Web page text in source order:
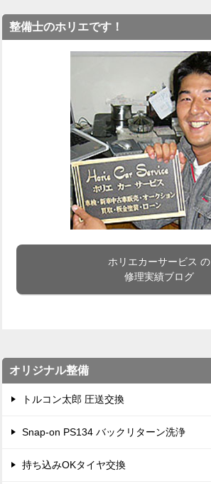
整備士のホリエです！
ホリエカーサービス の
修理実績ブログ
オリジナル整備
トルコン太郎 圧送交換
Snap-on PS134 バックリターン洗浄
持ち込みOKタイヤ交換